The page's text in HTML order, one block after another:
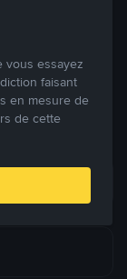
prix.
Voir plus
vous essayez
faisant
en mesure de
de cette